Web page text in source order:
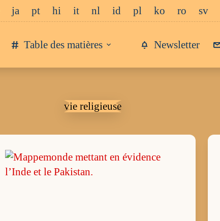
ja pt hi it nl id pl ko ro sv
Table des matières Newsletter
vie religieuse